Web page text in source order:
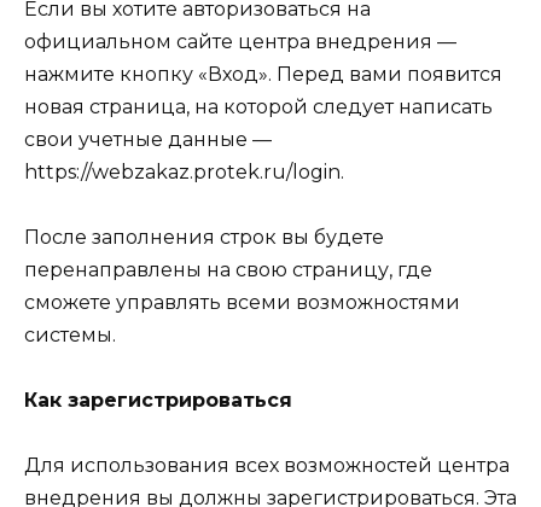
Если вы хотите авторизоваться на
официальном сайте центра внедрения —
нажмите кнопку «Вход». Перед вами появится
новая страница, на которой следует написать
свои учетные данные —
https://webzakaz.protek.ru/login.
После заполнения строк вы будете
перенаправлены на свою страницу, где
сможете управлять всеми возможностями
системы.
Как зарегистрироваться
Для использования всех возможностей центра
внедрения вы должны зарегистрироваться. Эта